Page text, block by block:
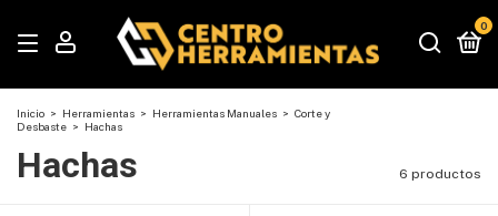
0
Inicio > Herramientas > Herramientas Manuales > Corte y
Desbaste > Hachas
Hachas 6 productos